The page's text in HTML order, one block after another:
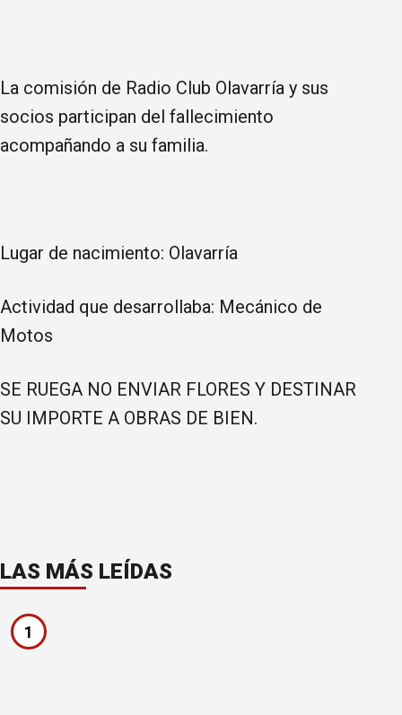
La comisión de Radio Club Olavarría y sus
socios participan del fallecimiento
acompañando a su familia.
Lugar de nacimiento: Olavarría
Actividad que desarrollaba: Mecánico de
Motos
SE RUEGA NO ENVIAR FLORES Y DESTINAR
SU IMPORTE A OBRAS DE BIEN.
LAS MÁS LEÍDAS
1